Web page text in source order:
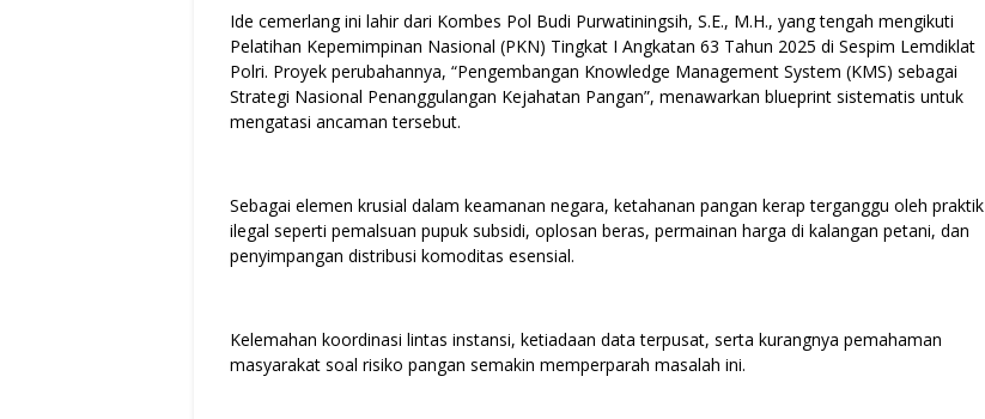
Ide cemerlang ini lahir dari Kombes Pol Budi Purwatiningsih, S.E., M.H., yang tengah mengikuti
Pelatihan Kepemimpinan Nasional (PKN) Tingkat I Angkatan 63 Tahun 2025 di Sespim Lemdiklat
Polri. Proyek perubahannya, “Pengembangan Knowledge Management System (KMS) sebagai
Strategi Nasional Penanggulangan Kejahatan Pangan”, menawarkan blueprint sistematis untuk
mengatasi ancaman tersebut.
Sebagai elemen krusial dalam keamanan negara, ketahanan pangan kerap terganggu oleh praktik
ilegal seperti pemalsuan pupuk subsidi, oplosan beras, permainan harga di kalangan petani, dan
penyimpangan distribusi komoditas esensial.
Kelemahan koordinasi lintas instansi, ketiadaan data terpusat, serta kurangnya pemahaman
masyarakat soal risiko pangan semakin memperparah masalah ini.